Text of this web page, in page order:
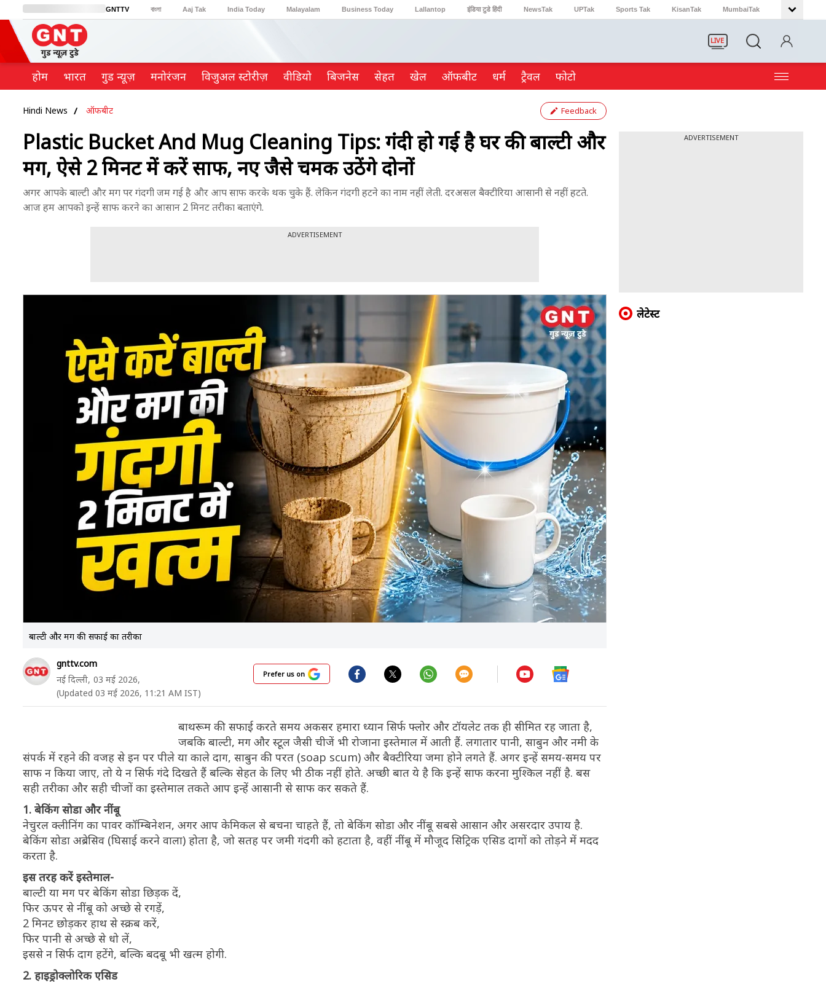
GNTTV বাংলা Aaj Tak India Today Malayalam Business Today Lallantop इंडिया टुडे हिंदी NewsTak UPTak Sports Tak KisanTak MumbaiTak
BT Bazaar Cosmopolitan
LIVE
होम भारत गुड न्यूज़ मनोरंजन विजुअल स्टोरीज़ वीडियो ब‍िजनेस सेहत खेल ऑफबीट धर्म ट्रैवल फोटो
Hindi News ऑफबीट Feedback
Plastic Bucket And Mug Cleaning Tips: गंदी हो गई है घर की बाल्टी और
मग, ऐसे 2 मिनट में करें साफ, नए जैसे चमक उठेंगे दोनों
अगर आपके बाल्टी और मग पर गंदगी जम गई है और आप साफ करके थक चुके हैं. लेकिन गंदगी हटने का नाम नहीं लेती. दरअसल बैक्टीरिया आसानी से नहीं हटते.
आज हम आपको इन्हें साफ करने का आसान 2 मिनट तरीका बताएंगे.
ADVERTISEMENT
बाल्टी और मग की सफाई का तरीका
gnttv.com
नई दिल्ली, 03 मई 2026,
(Updated 03 मई 2026, 11:21 AM IST)
Prefer us on
बाथरूम की सफाई करते समय अकसर हमारा ध्यान सिर्फ फ्लोर और टॉयलेट तक ही सीमित रह जाता है,
जबकि बाल्टी, मग और स्टूल जैसी चीजें भी रोजाना इस्तेमाल में आती हैं. लगातार पानी, साबुन और नमी के
संपर्क में रहने की वजह से इन पर पीले या काले दाग, साबुन की परत (soap scum) और बैक्टीरिया जमा होने लगते हैं. अगर इन्हें समय-समय पर
साफ न किया जाए, तो ये न सिर्फ गंदे दिखते हैं बल्कि सेहत के लिए भी ठीक नहीं होते. अच्छी बात ये है कि इन्हें साफ करना मुश्किल नहीं है. बस
सही तरीका और सही चीजों का इस्तेमाल तकते आप इन्हें आसानी से साफ कर सकते हैं.
1. बेकिंग सोडा और नींबू
नेचुरल क्लीनिंग का पावर कॉम्बिनेशन, अगर आप केमिकल से बचना चाहते हैं, तो बेकिंग सोडा और नींबू सबसे आसान और असरदार उपाय है.
बेकिंग सोडा अब्रेसिव (घिसाई करने वाला) होता है, जो सतह पर जमी गंदगी को हटाता है, वहीं नींबू में मौजूद सिट्रिक एसिड दागों को तोड़ने में मदद
करता है.
इस तरह करें इस्तेमाल-
बाल्टी या मग पर बेकिंग सोडा छिड़क दें,
फिर ऊपर से नींबू को अच्छे से रगड़ें,
2 मिनट छोड़कर हाथ से स्क्रब करें,
फिर पानी से अच्छे से धो लें,
इससे न सिर्फ दाग हटेंगे, बल्कि बदबू भी खत्म होगी.
2. हाइड्रोक्लोरिक एसिड
ADVERTISEMENT
लेटेस्ट